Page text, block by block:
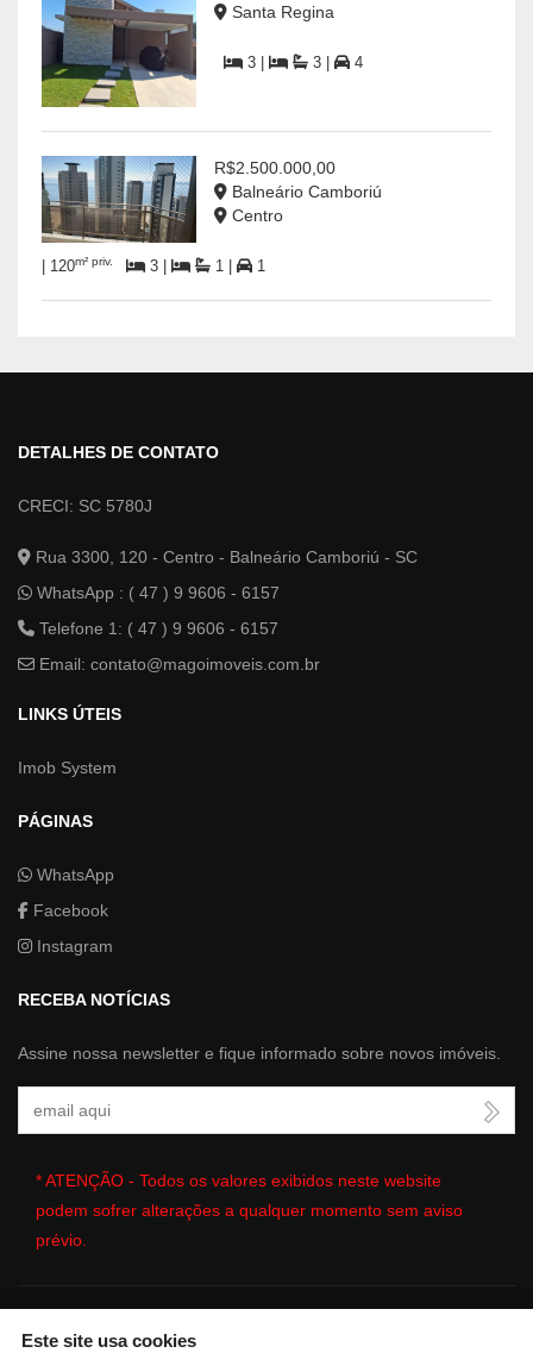
Santa Regina
3 | 3 | 4
R$2.500.000,00
Balneário Camboriú
Centro
| 120m² priv. 3 | 1 | 1
DETALHES DE CONTATO
CRECI: SC 5780J
Rua 3300, 120 - Centro - Balneário Camboriú - SC
WhatsApp : ( 47 ) 9 9606 - 6157
Telefone 1: ( 47 ) 9 9606 - 6157
Email: contato@magoimoveis.com.br
LINKS ÚTEIS
Imob System
PÁGINAS
WhatsApp
Facebook
Instagram
RECEBA NOTÍCIAS
Assine nossa newsletter e fique informado sobre novos imóveis.
Seu Email
* ATENÇÃO - Todos os valores exibidos neste website
podem sofrer alterações a qualquer momento sem aviso
prévio.
🔒| Copyright © 2026 - Website gerado por
Este site usa cookies